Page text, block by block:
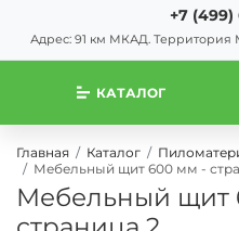
+7 (499)
Адрес: 91 км МКАД.
КАТАЛОГ
Главная Каталог
Мебельный щит 600 мм -
Мебельный щит